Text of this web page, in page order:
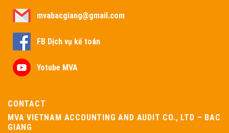
mvabacgiang@gmail.com
FB Dịch vụ kế toán
Yotube MVA
CONTACT
MVA VIETNAM ACCOUNTING AND AUDIT CO., LTD – BAC
GIANG